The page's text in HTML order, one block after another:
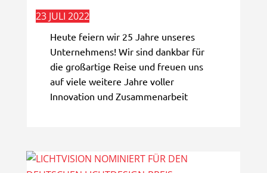
23 JULI 2022
Heute feiern wir 25 Jahre unseres
Unternehmens! Wir sind dankbar für
die großartige Reise und freuen uns
auf viele weitere Jahre voller
Innovation und Zusammenarbeit